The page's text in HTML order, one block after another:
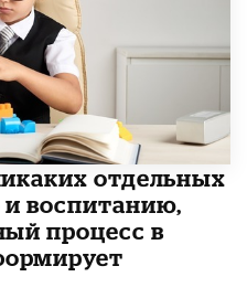
отдельных
воспитанию,
процесс в